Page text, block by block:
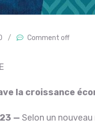
/ Comment off
la croissance
— Selon un